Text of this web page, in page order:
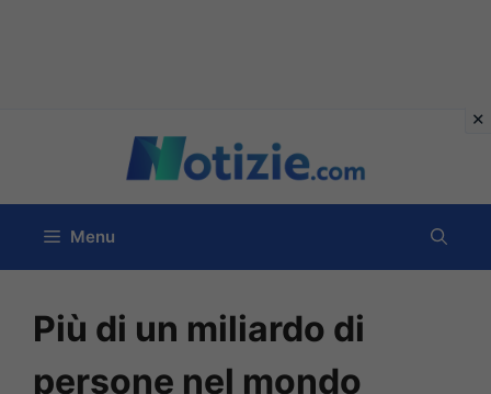
contenuto
Menu
Più di un miliardo di
persone nel mondo